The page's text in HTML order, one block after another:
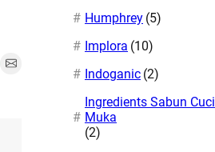
Share on Email
Humphrey (5)
Implora (10)
Indoganic (2)
Ingredients Sabun Cuci
Muka
(2)